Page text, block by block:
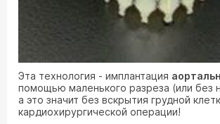
Эта технология - имплантация
помощью маленького разреза (или без
а это значит без вскрытия грудной
кардиохирургической операции!